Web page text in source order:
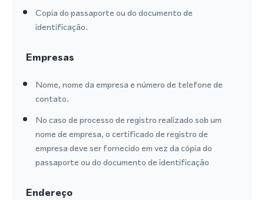
Copia do passaporte ou do documento de
identificação.
Empresas
Nome, nome da empresa e número de telefone de
contato.
No caso de processo de registro realizado sob um
nome de empresa, o certificado de registro de
empresa deve ser fornecido em vez da cópia do
passaporte ou do documento de identificação
Endereço